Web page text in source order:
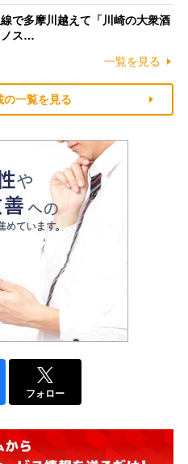
で多摩川越えて「川崎の大衆酒
ノス…
一覧を見る
の一覧を見る
フォロー